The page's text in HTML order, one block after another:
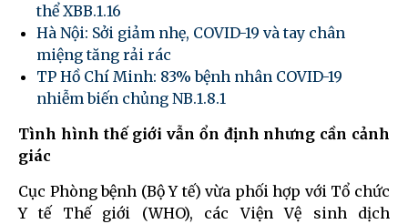
thể XBB.1.16
Hà Nội: Sởi giảm nhẹ, COVID-19 và tay chân
miệng tăng rải rác
TP Hồ Chí Minh: 83% bệnh nhân COVID-19
nhiễm biến chủng NB.1.8.1
Tình hình thế giới vẫn ổn định nhưng cần cảnh
giác
Cục Phòng bệnh (Bộ Y tế) vừa phối hợp với Tổ chức
Y tế Thế giới (WHO), các Viện Vệ sinh dịch